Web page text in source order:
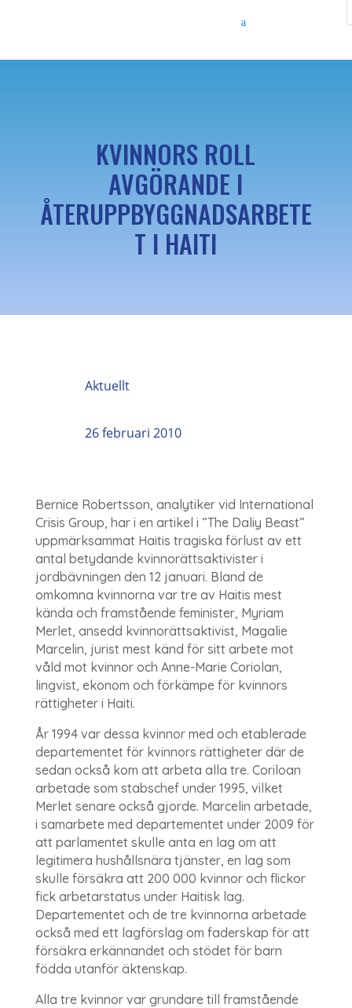
KVINNORS ROLL
AVGÖRANDE I
ÅTERUPPBYGGNADSARBETE
T I HAITI
Aktuellt
26 februari 2010
Bernice Robertsson, analytiker vid International
Crisis Group, har i en artikel i ”The Daliy Beast”
uppmärksammat Haitis tragiska förlust av ett
antal betydande kvinnorättsaktivister i
jordbävningen den 12 januari. Bland de
omkomna kvinnorna var tre av Haitis mest
kända och framstående feminister, Myriam
Merlet, ansedd kvinnorättsaktivist, Magalie
Marcelin, jurist mest känd för sitt arbete mot
våld mot kvinnor och Anne-Marie Coriolan,
lingvist, ekonom och förkämpe för kvinnors
rättigheter i Haiti.
År 1994 var dessa kvinnor med och etablerade
departementet för kvinnors rättigheter där de
sedan också kom att arbeta alla tre. Coriloan
arbetade som stabschef under 1995, vilket
Merlet senare också gjorde. Marcelin arbetade,
i samarbete med departementet under 2009 för
att parlamentet skulle anta en lag om att
legitimera hushållsnära tjänster, en lag som
skulle försäkra att 200 000 kvinnor och flickor
fick arbetarstatus under Haitisk lag.
Departementet och de tre kvinnorna arbetade
också med ett lagförslag om faderskap för att
försäkra erkännandet och stödet för barn
födda utanför äktenskap.
Alla tre kvinnor var grundare till framstående